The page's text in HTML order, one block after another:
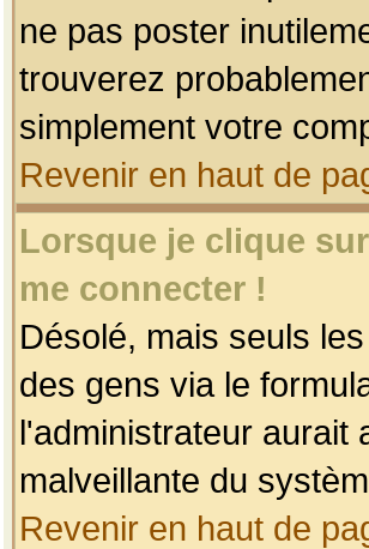
ne pas poster
trouverez
simplement votre
Revenir en haut de
Lorsque je clique
me connecter !
Désolé, mais seuls
des gens via le
l'administrateur aurait
malveillante du
Revenir en haut de